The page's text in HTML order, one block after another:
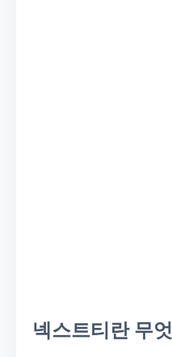
넥스트티란 무